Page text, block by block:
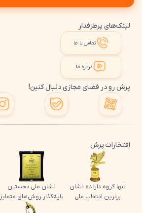
لینک‌های پرطرفدار
تماس با ما
درباره ما
پرش رو در فضای مجازی دنبال کنین!
افتخارات پرش
تنها گروه دارنده نشان
برترین انتخاب ملی
نشان ملی نخستین
پایه‌گذار روش‌های متمایز